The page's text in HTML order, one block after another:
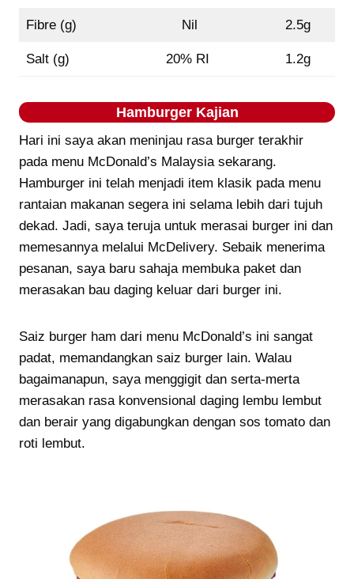
Fibre (g) Nil 2.5g
Salt (g) 20% RI 1.2g
Hamburger Kajian
Hari ini saya akan meninjau rasa burger terakhir
pada menu McDonald’s Malaysia sekarang.
Hamburger ini telah menjadi item klasik pada menu
rantaian makanan segera ini selama lebih dari tujuh
dekad. Jadi, saya teruja untuk merasai burger ini dan
memesannya melalui McDelivery. Sebaik menerima
pesanan, saya baru sahaja membuka paket dan
merasakan bau daging keluar dari burger ini.
Saiz burger ham dari menu McDonald’s ini sangat
padat, memandangkan saiz burger lain. Walau
bagaimanapun, saya menggigit dan serta-merta
merasakan rasa konvensional daging lembu lembut
dan berair yang digabungkan dengan sos tomato dan
roti lembut.